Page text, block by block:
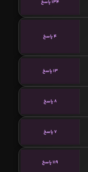
134 پاسخ
4 پاسخ
13 پاسخ
8 پاسخ
7 پاسخ
119 پاسخ